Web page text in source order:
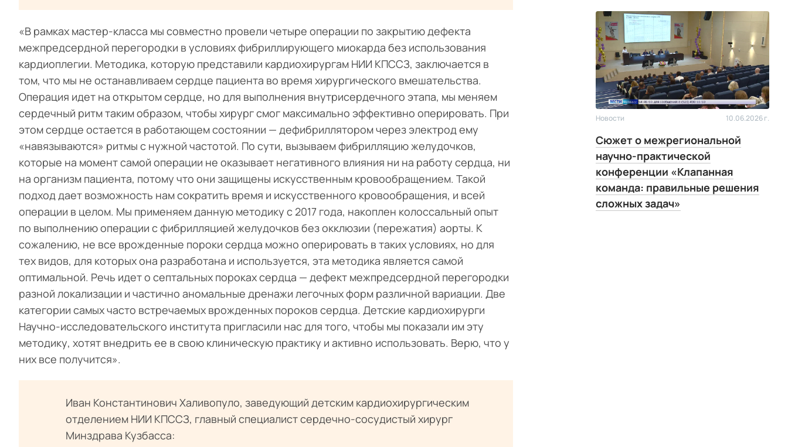
Новости 10.06.2026 г.
Сюжет о межрегиональной
научно-практической
конференции «Клапанная
команда: правильные решения
сложных задач»
«В рамках мастер-класса мы совместно провели четыре операции по закрытию дефекта
межпредсердной перегородки в условиях фибриллирующего миокарда без использования
кардиоплегии. Методика, которую представили кардиохирургам НИИ КПССЗ, заключается в
том, что мы не останавливаем сердце пациента во время хирургического вмешательства.
Операция идет на открытом сердце, но для выполнения внутрисердечного этапа, мы меняем
сердечный ритм таким образом, чтобы хирург смог максимально эффективно оперировать. При
этом сердце остается в работающем состоянии — дефибриллятором через электрод ему
«навязываются» ритмы с нужной частотой. По сути, вызываем фибрилляцию желудочков,
которые на момент самой операции не оказывает негативного влияния ни на работу сердца, ни
на организм пациента, потому что они защищены искусственным кровообращением. Такой
подход дает возможность нам сократить время и искусственного кровообращения, и всей
операции в целом. Мы применяем данную методику с 2017 года, накоплен колоссальный опыт
по выполнению операции с фибрилляцией желудочков без окклюзии (пережатия) аорты. К
сожалению, не все врожденные пороки сердца можно оперировать в таких условиях, но для
тех видов, для которых она разработана и используется, эта методика является самой
оптимальной. Речь идет о септальных пороках сердца — дефект межпредсердной перегородки
разной локализации и частично аномальные дренажи легочных форм различной вариации. Две
категории самых часто встречаемых врожденных пороков сердца. Детские кардиохирурги
Научно-исследовательского института пригласили нас для того, чтобы мы показали им эту
методику, хотят внедрить ее в свою клиническую практику и активно использовать. Верю, что у
них все получится».
Иван Константинович Халивопуло, заведующий детским кардиохирургическим
отделением НИИ КПССЗ, главный специалист сердечно-сосудистый хирург
Минздрава Кузбасса: